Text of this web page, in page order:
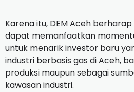
Karena itu, DEM Aceh
dapat memanfaatkan
untuk menarik investor baru
industri berbasis gas di Aceh,
produksi maupun sebagai
kawasan industri.